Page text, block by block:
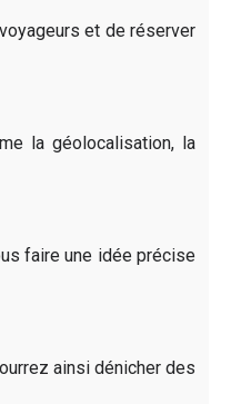
et de réserver
la géolocalisation, la
faire une idée précise
ainsi dénicher des